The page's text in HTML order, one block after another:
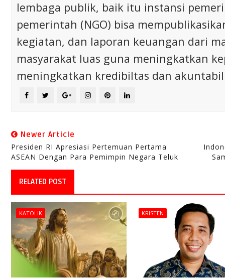
lembaga publik, baik itu instansi
pemerintah (NGO) bisa
kegiatan, dan laporan keuangan dari
masyarakat luas guna meningkatkan
meningkatkan kredibiltas dan
Newer Article
Presiden RI Apresiasi Pertemuan Pertama
ASEAN Dengan Para Pemimpin Negara Teluk
RELATED POST
KATOLIK KRISTEN